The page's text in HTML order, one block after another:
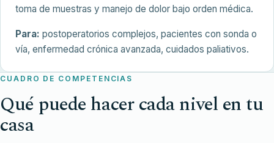
toma de muestras y manejo de dolor bajo orden médica.
Para: postoperatorios complejos, pacientes con sonda o
vía, enfermedad crónica avanzada, cuidados paliativos.
CUADRO DE COMPETENCIAS
Qué puede hacer cada nivel en tu
casa